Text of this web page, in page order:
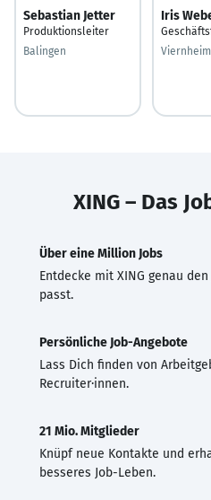
Sebastian Jetter
Produktionsleiter
Balingen
Iris
Viernheim
XING – Das
Über eine Million Jobs
Entdecke mit XING genau
passt.
Persönliche Job-Angebote
Lass Dich finden von
Recruiter·innen.
21 Mio. Mitglieder
Knüpf neue Kontakte und
besseres Job-Leben.